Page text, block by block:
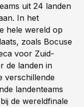
uit 24 landen
In het
hele wereld op
zoals Bocuse
voor Zuid-
de landen in
verschillende
landenteams
de wereldfinale